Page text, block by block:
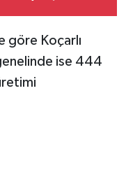
göre Koçarlı
ise 444